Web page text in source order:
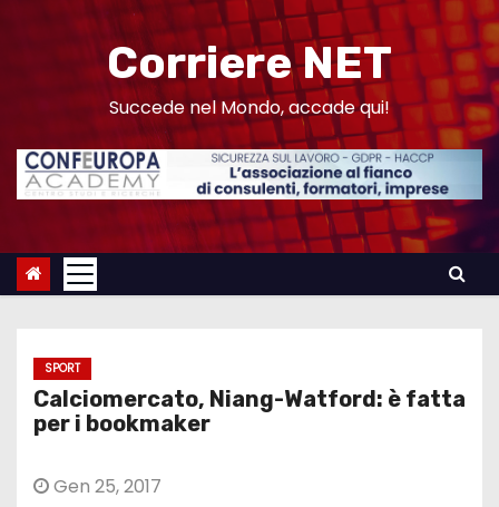
n
Corriere NET
Succede nel Mondo, accade qui!
SPORT
Calciomercato, Niang-Watford: è fatta
per i bookmaker
Gen 25, 2017